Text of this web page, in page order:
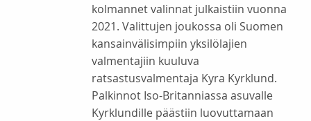
kolmannet valinnat julkaistiin vuonna
2021. Valittujen joukossa oli Suomen
kansainvälisimpiin yksilölajien
valmentajiin kuuluva
ratsastusvalmentaja Kyra Kyrklund.
Palkinnot Iso-Britanniassa asuvalle
Kyrklundille päästiin luovuttamaan